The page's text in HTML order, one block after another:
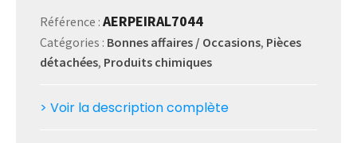
Référence : AERPEIRAL7044
Catégories : Bonnes affaires / Occasions, Pièces
détachées, Produits chimiques
> Voir la description complète